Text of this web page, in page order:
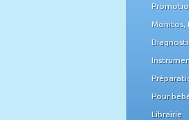
Monitos,
Pour
Librairie